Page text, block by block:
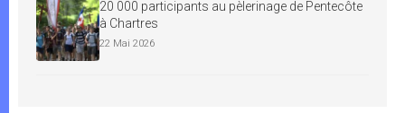
20 000 participants au pèlerinage de Pentecôte
à Chartres
22 Mai 2026